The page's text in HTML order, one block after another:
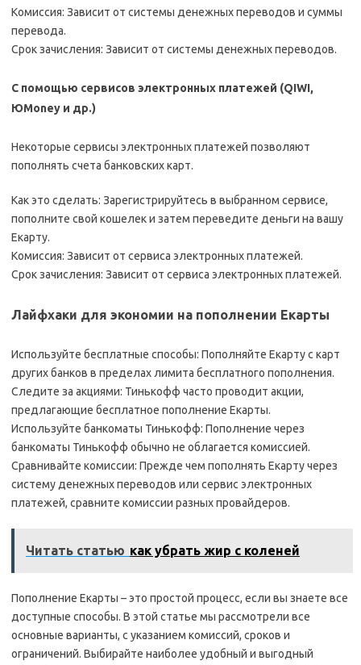
Комиссия: Зависит от системы денежных переводов и суммы
перевода.
Срок зачисления: Зависит от системы денежных переводов.
С помощью сервисов электронных платежей (QIWI,
ЮMoney и др.)
Некоторые сервисы электронных платежей позволяют
пополнять счета банковских карт.
Как это сделать: Зарегистрируйтесь в выбранном сервисе,
пополните свой кошелек и затем переведите деньги на вашу
Екарту.
Комиссия: Зависит от сервиса электронных платежей.
Срок зачисления: Зависит от сервиса электронных платежей.
Лайфхаки для экономии на пополнении Екарты
Используйте бесплатные способы: Пополняйте Екарту с карт
других банков в пределах лимита бесплатного пополнения.
Следите за акциями: Тинькофф часто проводит акции,
предлагающие бесплатное пополнение Екарты.
Используйте банкоматы Тинькофф: Пополнение через
банкоматы Тинькофф обычно не облагается комиссией.
Сравнивайте комиссии: Прежде чем пополнять Екарту через
систему денежных переводов или сервис электронных
платежей, сравните комиссии разных провайдеров.
Читать статью как убрать жир с коленей
Пополнение Екарты – это простой процесс, если вы знаете все
доступные способы. В этой статье мы рассмотрели все
основные варианты, с указанием комиссий, сроков и
ограничений. Выбирайте наиболее удобный и выгодный